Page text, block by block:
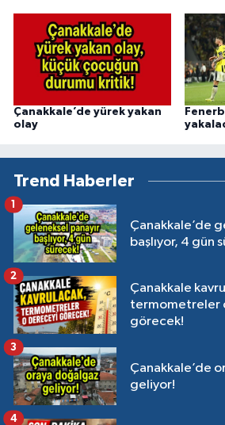
Çanakkale’de yürek yakan
olay
Trend Haberler
Çanakkale’de
başlıyor, 4 gün
1
Çanakkale
termometreler
görecek!
2
Çanakkale’de
geliyor!
3
4